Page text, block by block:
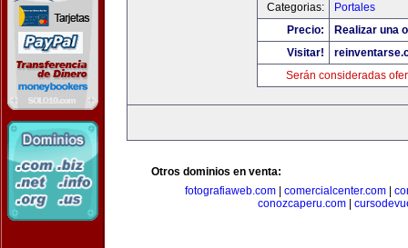
Categorias:
Portales
Precio:
Realizar una
Visitar!
Serán consideradas
Otros dominios en venta:
fotografiaweb.com| comercialcenter.com|
conozcaperu.com